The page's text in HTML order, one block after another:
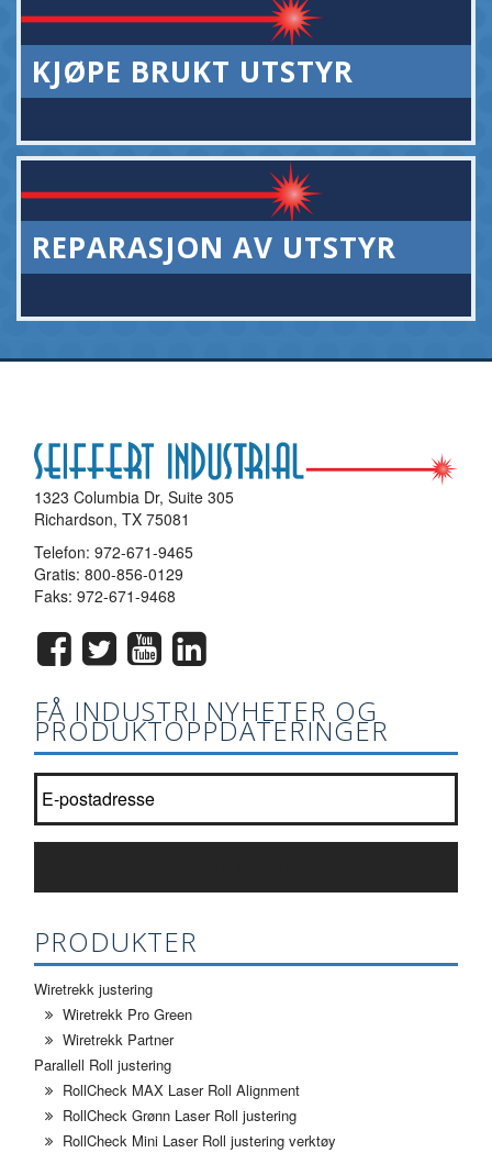
KJØPE BRUKT UTSTYR
REPARASJON AV UTSTYR
1323 Columbia Dr, Suite 305
Richardson, TX 75081
Telefon: 972-671-9465
Gratis: 800-856-0129
Faks: 972-671-9468
FÅ INDUSTRI NYHETER OG
PRODUKTOPPDATERINGER
Bli med i vår nyhetsbrevliste? *
PRODUKTER
Wiretrekk justering
Wiretrekk Pro Green
Wiretrekk Partner
Parallell Roll justering
RollCheck MAX Laser Roll Alignment
RollCheck Grønn Laser Roll justering
RollCheck Mini Laser Roll justering verktøy